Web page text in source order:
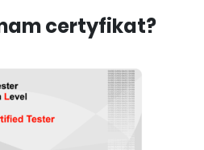
certyfikat?